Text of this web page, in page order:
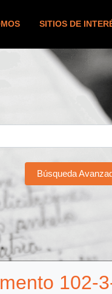
SITIOS DE
Búsqueda
102-